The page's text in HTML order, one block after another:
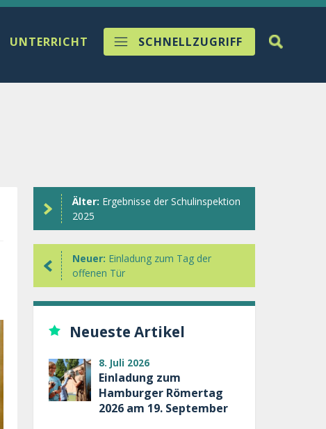
UNTERRICHT SCHNELLZUGRIFF
Älter: Ergebnisse der Schulinspektion
2025
Neuer: Einladung zum Tag der
offenen Tür
Neueste Artikel
8. Juli 2026
Einladung zum
Hamburger Römertag
2026 am 19. September